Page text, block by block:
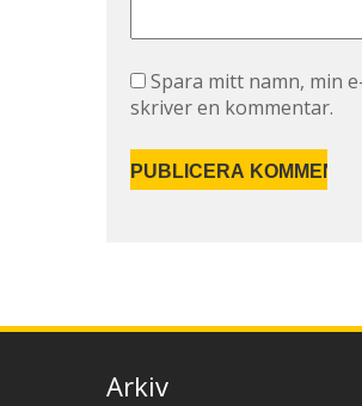
Spara mitt namn, min
skriver en kommentar.
Arkiv